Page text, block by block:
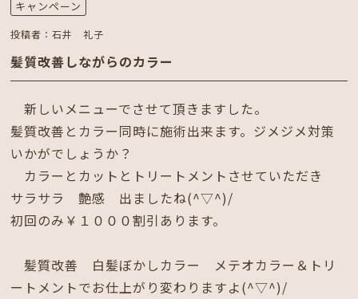
キャンペーン
投稿者：石井 礼子
髪質改善しながらのカラー
新しいメニューでさせて頂きますした。
髪質改善とカラー同時に施術出来ます。ジメジメ対策
いかがでしょうか？
カラーとカットとトリートメントさせていただき
サラサラ 艶感 出ましたね(^▽^)/
初回のみ￥１０００割引あります。
髪質改善 白髪ぼかしカラー メテオカラー＆トリ
ートメントでお仕上がり変わりますよ(^▽^)/